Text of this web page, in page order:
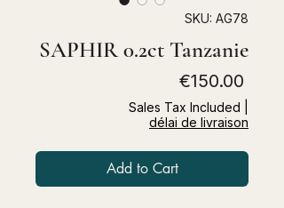
SKU: AG78
SAPHIR 0.2ct Tanzanie
€150.00
Sales Tax Included
délai de livraison
Add to Cart